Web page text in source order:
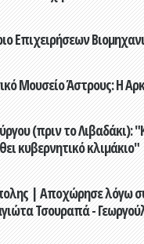
Επιχειρήσεων
Μουσείο Άστρους: Η
(πριν το Λιβαδάκι):
κυβερνητικό κλιμάκιο"
| Αποχώρησε λόγω
Τσουραπά -